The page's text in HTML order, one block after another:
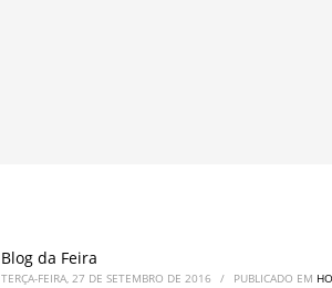
Blog da Feira
TERÇA-FEIRA, 27 DE SETEMBRO DE 2016 / PUBLICADO EM